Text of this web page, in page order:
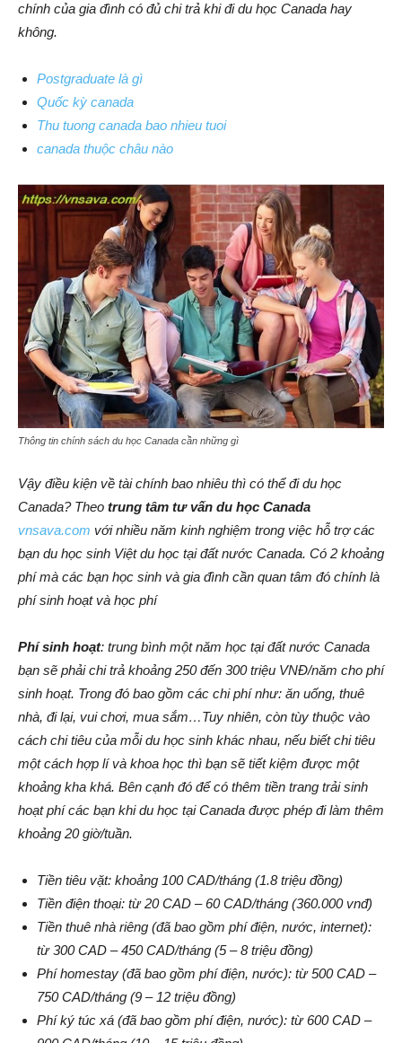
chính của gia đình có đủ chi trả khi đi du học Canada hay
không.
Postgraduate là gì
Quốc kỳ canada
Thu tuong canada bao nhieu tuoi
canada thuộc châu nào
Thông tin chính sách du học Canada cần những gì
Vậy điều kiện về tài chính bao nhiêu thì có thể đi du học
Canada? Theo trung tâm tư vấn du học Canada
vnsava.com với nhiều năm kinh nghiệm trong việc hỗ trợ các
bạn du học sinh Việt du học tại đất nước Canada. Có 2 khoảng
phí mà các bạn học sinh và gia đình cần quan tâm đó chính là
phí sinh hoạt và học phí
Phí sinh hoạt: trung bình một năm học tại đất nước Canada
bạn sẽ phải chi trả khoảng 250 đến 300 triệu VNĐ/năm cho phí
sinh hoạt. Trong đó bao gồm các chi phí như: ăn uống, thuê
nhà, đi lại, vui chơi, mua sắm…Tuy nhiên, còn tùy thuộc vào
cách chi tiêu của mỗi du học sinh khác nhau, nếu biết chi tiêu
một cách hợp lí và khoa học thì bạn sẽ tiết kiệm được một
khoảng kha khá. Bên cạnh đó để có thêm tiền trang trải sinh
hoạt phí các bạn khi du học tại Canada được phép đi làm thêm
khoảng 20 giờ/tuần.
Tiền tiêu vặt: khoảng 100 CAD/tháng (1.8 triệu đồng)
Tiền điện thoại: từ 20 CAD – 60 CAD/tháng (360.000 vnđ)
Tiền thuê nhà riêng (đã bao gồm phí điện, nước, internet):
từ 300 CAD – 450 CAD/tháng (5 – 8 triệu đồng)
Phí homestay (đã bao gồm phí điện, nước): từ 500 CAD –
750 CAD/tháng (9 – 12 triệu đồng)
Phí ký túc xá (đã bao gồm phí điện, nước): từ 600 CAD –